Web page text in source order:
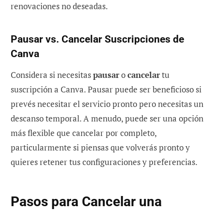
renovaciones no deseadas.
Pausar vs. Cancelar Suscripciones de
Canva
Considera si necesitaspausarocancelartu
suscripción a Canva. Pausar puede ser beneficioso si
prevés necesitar el servicio pronto pero necesitas un
descanso temporal. A menudo, puede ser una opción
más flexible que cancelar por completo,
particularmente si piensas que volverás pronto y
quieres retener tus configuraciones y preferencias.
Pasos para Cancelar una